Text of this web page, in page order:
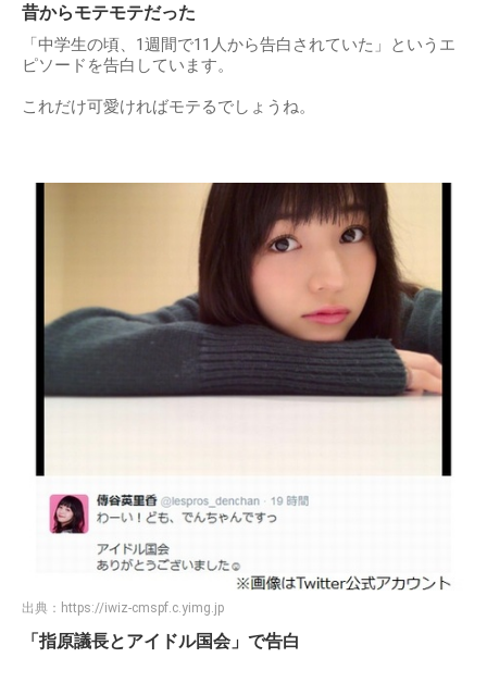
昔からモテモテだった
「中学生の頃、1週間で11人から告白されていた」というエ
ピソードを告白しています。
これだけ可愛ければモテるでしょうね。
出典： https://iwiz-cmspf.c.yimg.jp
「指原議長とアイドル国会」で告白